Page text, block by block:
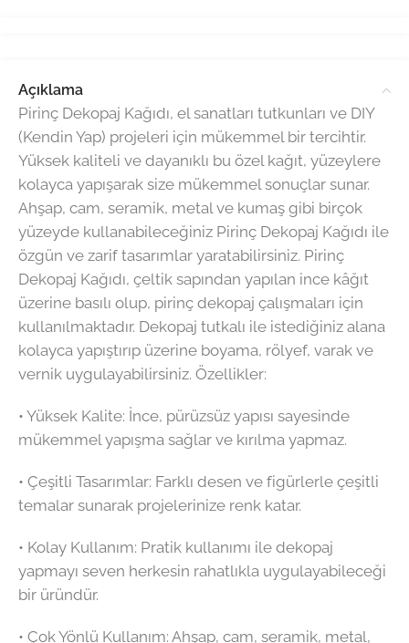
Açıklama
Pirinç Dekopaj Kağıdı, el sanatları tutkunları ve DIY
(Kendin Yap) projeleri için mükemmel bir tercihtir.
Yüksek kaliteli ve dayanıklı bu özel kağıt, yüzeylere
kolayca yapışarak size mükemmel sonuçlar sunar.
Ahşap, cam, seramik, metal ve kumaş gibi birçok
yüzeyde kullanabileceğiniz Pirinç Dekopaj Kağıdı ile
özgün ve zarif tasarımlar yaratabilirsiniz. Pirinç
Dekopaj Kağıdı, çeltik sapından yapılan ince kâğıt
üzerine basılı olup, pirinç dekopaj çalışmaları için
kullanılmaktadır. Dekopaj tutkalı ile istediğiniz alana
kolayca yapıştırıp üzerine boyama, rölyef, varak ve
vernik uygulayabilirsiniz. Özellikler:
•⁠ ⁠Yüksek Kalite: İnce, pürüzsüz yapısı sayesinde
mükemmel yapışma sağlar ve kırılma yapmaz.
•⁠ ⁠Çeşitli Tasarımlar: Farklı desen ve figürlerle çeşitli
temalar sunarak projelerinize renk katar.
•⁠ ⁠Kolay Kullanım: Pratik kullanımı ile dekopaj
yapmayı seven herkesin rahatlıkla uygulayabileceği
bir üründür.
•⁠ ⁠Çok Yönlü Kullanım: Ahşap, cam, seramik, metal,